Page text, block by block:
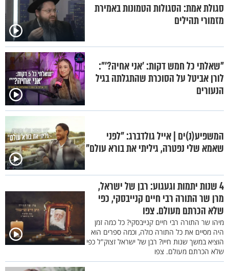
סגולת אמת: הסגולות הטמונות באמירת
מזמורי תהילים
"שאלתי כל חמש דקות: 'אני אחיה?'":
לורן אביטל על הסוכרת שהתגלתה בגיל
הנעורים
המשפיע(נ)ים | אייל גולדברג: "לפני
שאמא שלי נפטרה, גיליתי את בורא עולם"
4 שנות יתמות וגעגוע: רבן של ישראל,
מרן שר התורה רבי חיים קנייבסקי, כפי
שלא הכרתם מעולם. צפו
מיהו שר התורה רבי חיים קנייבסקי? כל כמה זמן
היה מסיים את כל התורה כולה, וכמה ספרים הוא
הוציא במשך שנות חייו? רבן של ישראל זצוק"ל כפי
שלא הכרתם מעולם. צפו